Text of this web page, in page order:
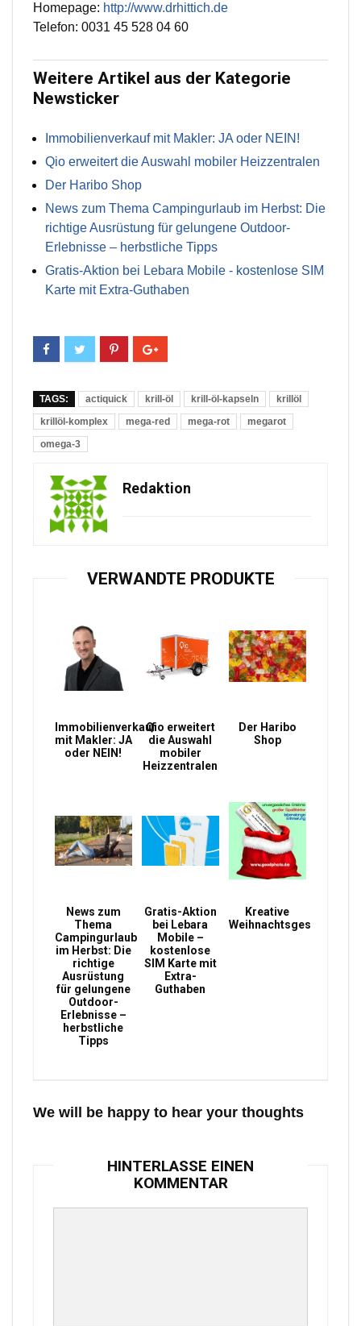
Homepage: http://www.drhittich.de
Telefon: 0031 45 528 04 60
Weitere Artikel aus der Kategorie
Newsticker
Immobilienverkauf mit Makler: JA oder NEIN!
Qio erweitert die Auswahl mobiler Heizzentralen
Der Haribo Shop
News zum Thema Campingurlaub im Herbst: Die
richtige Ausrüstung für gelungene Outdoor-
Erlebnisse – herbstliche Tipps
Gratis-Aktion bei Lebara Mobile - kostenlose SIM
Karte mit Extra-Guthaben
TAGS: actiquick krill-öl krill-öl-kapseln
krillöl
krillöl-komplex
mega-red mega-rot
megarot
omega-3
Redaktion
VERWANDTE PRODUKTE
Immobilienverkauf
mit Makler: JA
oder NEIN!
Qio erweitert
die Auswahl
mobiler
Heizzentralen
Der Haribo
Shop
News zum
Thema
Campingurlaub
im Herbst: Die
richtige
Ausrüstung
für gelungene
Outdoor-
Erlebnisse –
herbstliche
Tipps
Gratis-Aktion
bei Lebara
Mobile –
kostenlose
SIM Karte mit
Extra-
Guthaben
Kreative
Weihnachtsgeschenke
We will be happy to hear your thoughts
HINTERLASSE EINEN
KOMMENTAR